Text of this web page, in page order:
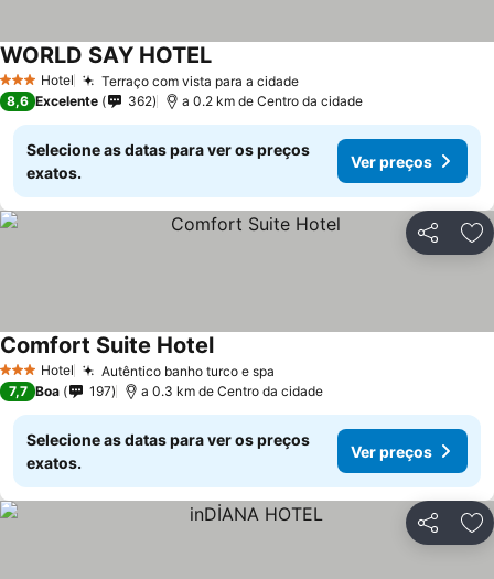
3 EstrelasHotel Terraço com vista para a cidade
WORLD SAY HOTEL
8,6 Excelente 362 a 0.2 km de Centro da cidade
Selecione as datas para ver os preços
exatos.
Ver preços
Partilhar
3 EstrelasHotel Autêntico banho turco e spa
Comfort Suite Hotel
7,7 Boa 197 a 0.3 km de Centro da cidade
Selecione as datas para ver os preços
exatos.
Ver preços
Partilhar